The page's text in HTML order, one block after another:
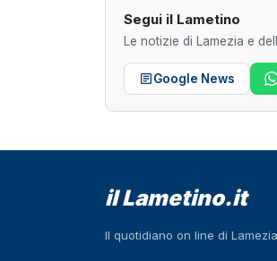
Segui il Lametino
Le notizie di Lamezia e
Google News
il Lametino.it
Il quotidiano on line di